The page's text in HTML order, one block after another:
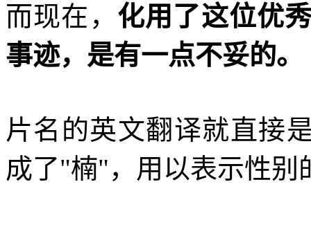
而现在， 化用了这位优
事迹，是有一点不妥的。
片名的英文翻译就直接
成了"楠"，用以表示性别